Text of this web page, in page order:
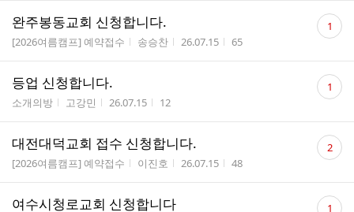
완주봉동교회 신청합니다.
게시판명
[2026여름캠프] 예약접수 작성자
송승찬 작성시간
26.07.15 조회수
65
댓
글 1
등업 신청합니다.
게시판명
소개의방 작성자
고강민 작성시간
26.07.15 조회수
12
댓
글 1
대전대덕교회 접수 신청합니다.
게시판명
[2026여름캠프] 예약접수 작성자
이진호 작성시간
26.07.15 조회수
48
댓
글 2
여수시청로교회 신청합니다
댓
1